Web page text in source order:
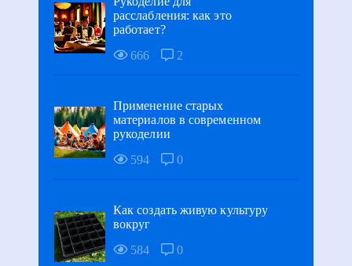
расслабления: как это
работает?
666
2
Применение старых
материалов в современном
рукоделии
594
0
Как создать живую культуру
вокруг
584
0